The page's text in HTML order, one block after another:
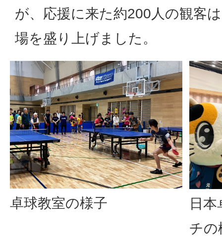
が、応援に来た約200人の観客
場を盛り上げました。
卓球教室の様子
日
チの